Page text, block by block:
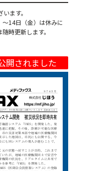
ます。
14日（金）は休みに
時更新します。
開されました